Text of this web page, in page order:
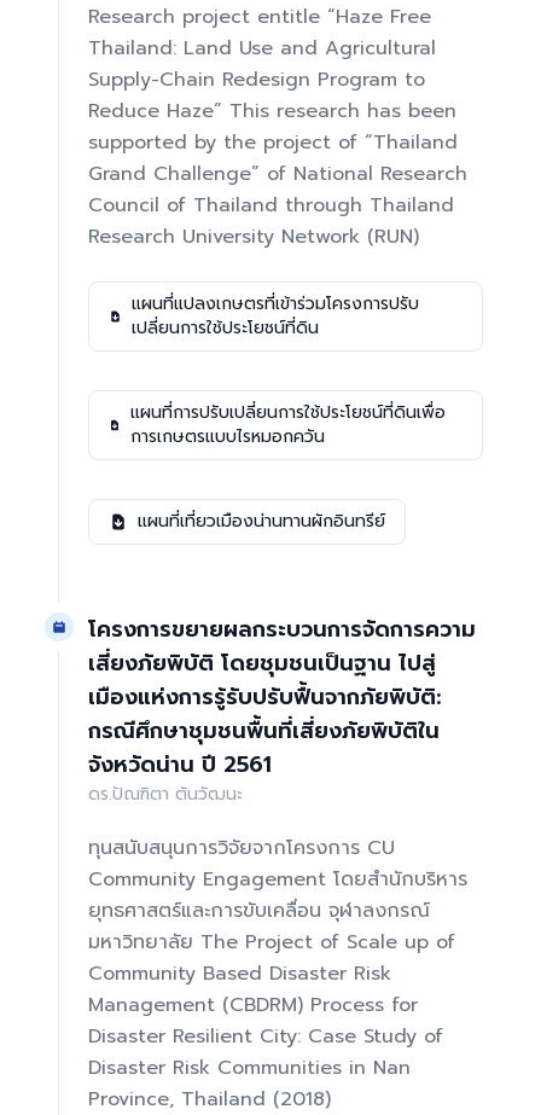
Research project entitle “Haze Free
Thailand: Land Use and Agricultural
Supply-Chain Redesign Program to
Reduce Haze” This research has been
supported by the project of “Thailand
Grand Challenge” of National Research
Council of Thailand through Thailand
Research University Network (RUN)
แผนที่แปลงเกษตรที่เข้าร่วมโครงการปรับ
เปลี่ยนการใช้ประโยชน์ที่ดิน
แผนที่การปรับเปลี่ยนการใช้ประโยชน์ที่ดินเพื่อ
การเกษตรแบบไรหมอกควัน
แผนที่เที่ยวเมืองน่านทานผักอินทรีย์
โครงการขยายผลกระบวนการจัดการความ
เสี่ยงภัยพิบัติ โดยชุมชนเป็นฐาน ไปสู่
เมืองแห่งการรู้รับปรับฟื้นจากภัยพิบัติ:
กรณีศึกษาชุมชนพื้นที่เสี่ยงภัยพิบัติใน
จังหวัดน่าน ปี 2561
ดร.ปัณฑิตา ตันวัฒนะ
ทุนสนับสนุนการวิจัยจากโครงการ CU
Community Engagement โดยสำนักบริหาร
ยุทธศาสตร์และการขับเคลื่อน จุฬาลงกรณ์
มหาวิทยาลัย The Project of Scale up of
Community Based Disaster Risk
Management (CBDRM) Process for
Disaster Resilient City: Case Study of
Disaster Risk Communities in Nan
Province, Thailand (2018)